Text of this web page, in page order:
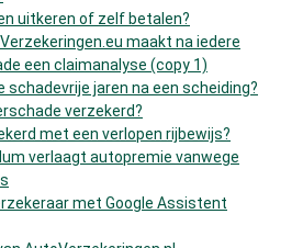
uitkeren of zelf betalen?
maakt na iedere
een claimanalyse (copy 1)
schadevrije jaren na een scheiding?
verzekerd?
met een verlopen rijbewijs?
verlaagt autopremie vanwege
met Google Assistent